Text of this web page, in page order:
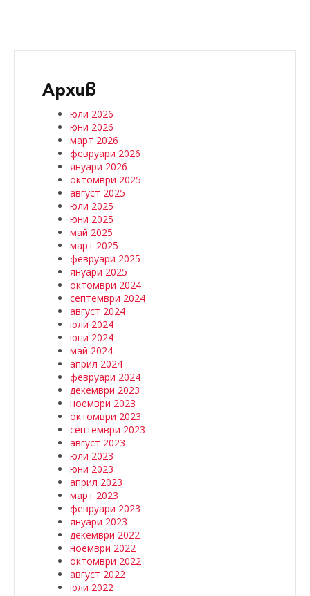
Архив
юли 2026
юни 2026
март 2026
февруари 2026
януари 2026
октомври 2025
август 2025
юли 2025
юни 2025
май 2025
март 2025
февруари 2025
януари 2025
октомври 2024
септември 2024
август 2024
юли 2024
юни 2024
май 2024
април 2024
февруари 2024
декември 2023
ноември 2023
октомври 2023
септември 2023
август 2023
юли 2023
юни 2023
април 2023
март 2023
февруари 2023
януари 2023
декември 2022
ноември 2022
октомври 2022
август 2022
юли 2022